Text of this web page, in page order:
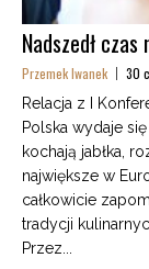
Nadszedł
Przemek Iwanek 30
Relacja z I
Polska wydaje
kochają jabłka,
największe w
całkowicie
tradycji
Przez...